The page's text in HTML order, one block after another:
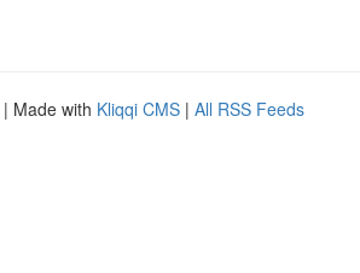
| Made with Kliqqi CMS | All RSS Feeds